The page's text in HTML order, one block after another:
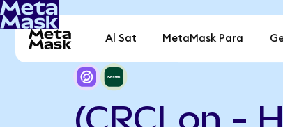
Al Sat MetaMask Para
(CRCLon -